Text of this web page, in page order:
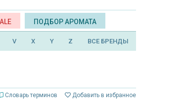
ПОДБОР АРОМАТА
V X Y Z ВСЕ БРЕНДЫ
Словарь терминов Добавить в избранное